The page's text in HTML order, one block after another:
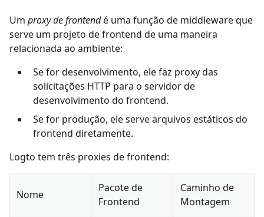
Um proxy de frontendé uma função de middleware que
serve um projeto de frontend de uma maneira
relacionada ao ambiente:
Se for desenvolvimento, ele faz proxy das
solicitações HTTP para o servidor de
desenvolvimento do frontend.
Se for produção, ele serve arquivos estáticos do
frontend diretamente.
Logto tem três proxies de frontend:
Nome
Pacote de
Frontend
Caminho de
Montagem